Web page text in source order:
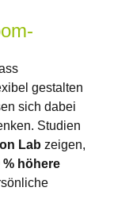
gestalten
sich dabei
Studien
Lab zeigen,
% höhere